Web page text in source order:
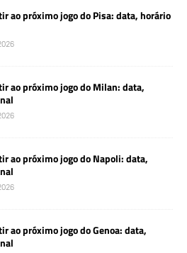
ao próximo jogo do Pisa: data, horário
ao próximo jogo do Milan: data,
ao próximo jogo do Napoli: data,
ao próximo jogo do Genoa: data,